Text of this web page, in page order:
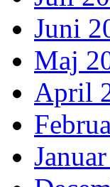
Juni
Maj
April